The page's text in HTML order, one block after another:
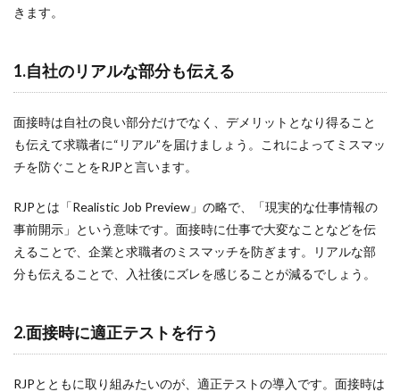
きます。
1.自社のリアルな部分も伝える
面接時は自社の良い部分だけでなく、デメリットとなり得ること
も伝えて求職者に“リアル”を届けましょう。これによってミスマッ
チを防ぐことをRJPと言います。
RJPとは「Realistic Job Preview」の略で、「現実的な仕事情報の
事前開示」という意味です。面接時に仕事で大変なことなどを伝
えることで、企業と求職者のミスマッチを防ぎます。リアルな部
分も伝えることで、入社後にズレを感じることが減るでしょう。
2.面接時に適正テストを行う
RJPとともに取り組みたいのが、適正テストの導入です。面接時は